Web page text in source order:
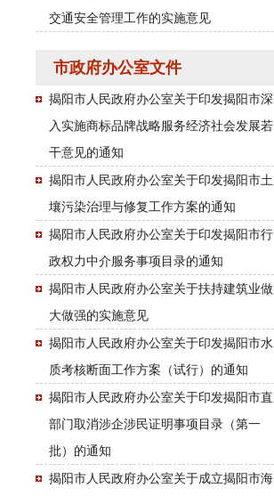
交通安全管理工作的实施意见
市政府办公室文件
揭阳市人民政府办公室关于印发揭阳市深
入实施商标品牌战略服务经济社会发展若
干意见的通知
揭阳市人民政府办公室关于印发揭阳市土
壤污染治理与修复工作方案的通知
揭阳市人民政府办公室关于印发揭阳市行
政权力中介服务事项目录的通知
揭阳市人民政府办公室关于扶持建筑业做
大做强的实施意见
揭阳市人民政府办公室关于印发揭阳市水
质考核断面工作方案（试行）的通知
揭阳市人民政府办公室关于印发揭阳市直
部门取消涉企涉民证明事项目录（第一
批）的通知
揭阳市人民政府办公室关于成立揭阳市海